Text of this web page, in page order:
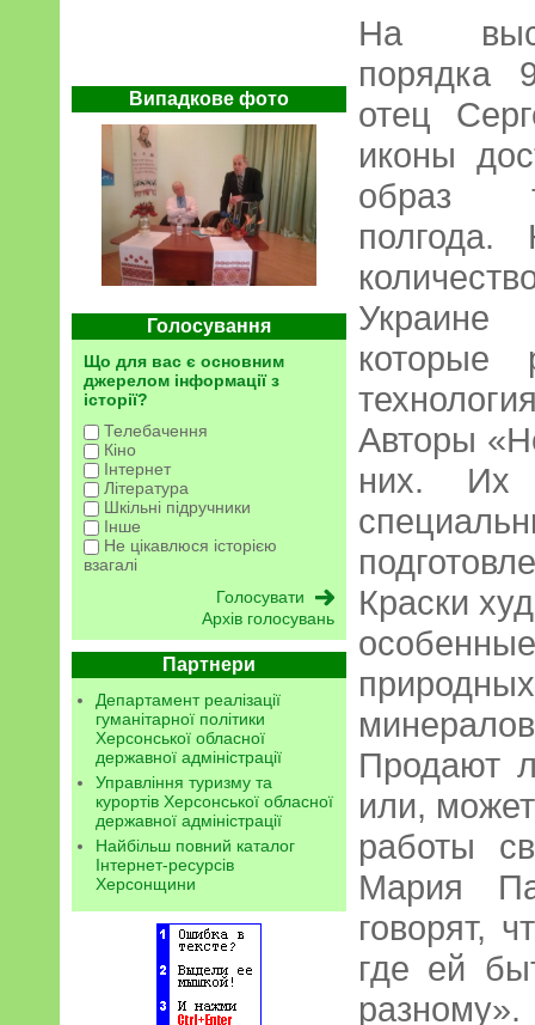
Випадкове фото
Голосування
Що для вас є основним
джерелом інформації з
історії?
Телебачення
Кіно
Інтернет
Література
Шкільні підручники
Інше
Не цікавлюся історією
взагалі
Архів голосувань
Партнери
Департамент реалізації
гуманітарної політики
Херсонської обласної
державної адміністрації
Управління туризму та
курортів Херсонської обласної
державної адміністрації
Найбільш повний каталог
Інтернет-ресурсів
Херсонщини
На
порядка
отец
иконы
образ
которые
Авторы
них. Их
Краски
Продают
или,
работы
Мария
говорят,
где ей
разному».